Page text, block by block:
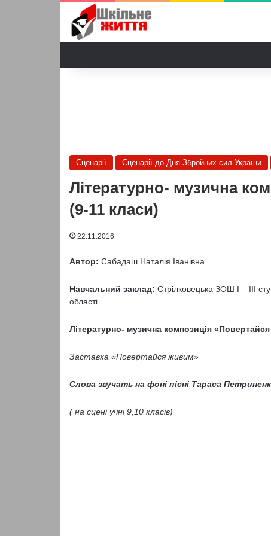
Сценарії Сценарії до Дня Збройних сил України
Літературно- музична
(9-11 класи)
22.11.2016
Автор: Сабадаш Наталія Іванівна
Навчальний заклад: Стрілковецька ЗОШ І – ІІІ
області
Літературно- музична композиція
Заставка «Повертайся живим»
Слова звучать на фоні пісні Тараса
( на сцені учні 9,10 класів)